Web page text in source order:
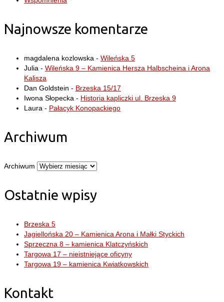
Najnowsze komentarze
magdalena kozlowska - Wileńska 5
Julia - Wileńska 9 – Kamienica Hersza Halbscheina i Arona
Kalisza
Dan Goldstein - Brzeska 15/17
Iwona Słopecka - Historia kapliczki ul. Brzeska 9
Laura - Pałacyk Konopackiego
Archiwum
Archiwum
Ostatnie wpisy
Brzeska 5
Jagiellońska 20 – Kamienica Arona i Małki Styckich
Sprzeczna 8 – kamienica Klatczyńskich
Targowa 17 – nieistniejące oficyny
Targowa 19 – kamienica Kwiatkowskich
Kontakt